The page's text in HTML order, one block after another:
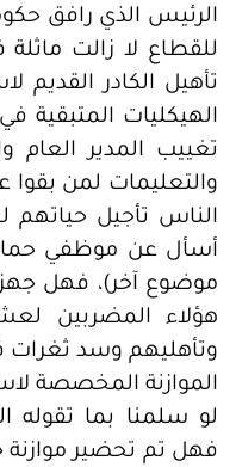
الرئيس الذي رافق
للقطاع لا زالت
تأهيل الكادر القديم
الهيكليات المتبقية
تغييب المدير العام
والتعليمات لمن
الناس تأجيل حياتهم
أسأل عن موظفي
موضوع آخر)، فهل
هؤلاء المضربين
وتأهليهم وسد ثغرات
الموازنة المخصصة
لو سلمنا بما تقوله
فهل تم تحضير موازنة